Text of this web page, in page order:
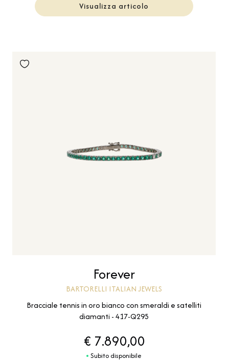
Visualizza articolo
Forever
BARTORELLI ITALIAN JEWELS
Bracciale tennis in oro bianco con smeraldi e satelliti
diamanti - 417-Q295
€ 7.890,00
Subito disponibile